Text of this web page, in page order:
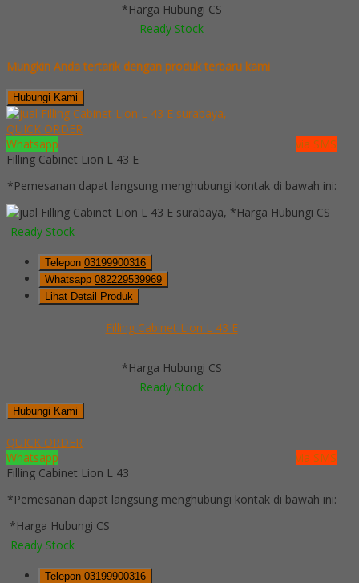
*Harga Hubungi CS
Ready Stock
Mungkin Anda tertarik dengan produk terbaru kami
Hubungi Kami
QUICK ORDER
Whatsapp
via SMS
Filling Cabinet Lion L 43 E
*Pemesanan dapat langsung menghubungi kontak di bawah ini:
*Harga Hubungi CS
Ready Stock
Telepon 03199900316
Whatsapp 082229539969
Lihat Detail Produk
Filling Cabinet Lion L 43 E
*Harga Hubungi CS
Ready Stock
Hubungi Kami
QUICK ORDER
Whatsapp
via SMS
Filling Cabinet Lion L 43
*Pemesanan dapat langsung menghubungi kontak di bawah ini:
*Harga Hubungi CS
Ready Stock
Telepon 03199900316